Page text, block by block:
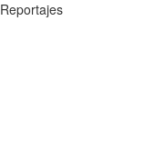
Reportajes